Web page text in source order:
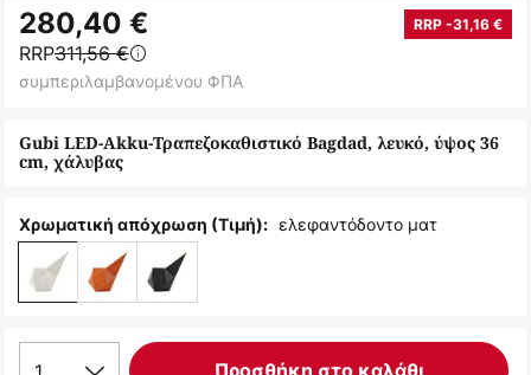
στην
αρχή
της
εικόνων
Gubi LED-Akku-Τραπεζοκαθιστικό Bagdad, λευκό, ύψος 36
cm, χάλυβας
280,40 € RRP -31,16 €
RRP311,56 €
συμπεριλαμβανομένου ΦΠΑ
Χρωματική απόχρωση (Τιμή): ελεφαντόδοντο ματ